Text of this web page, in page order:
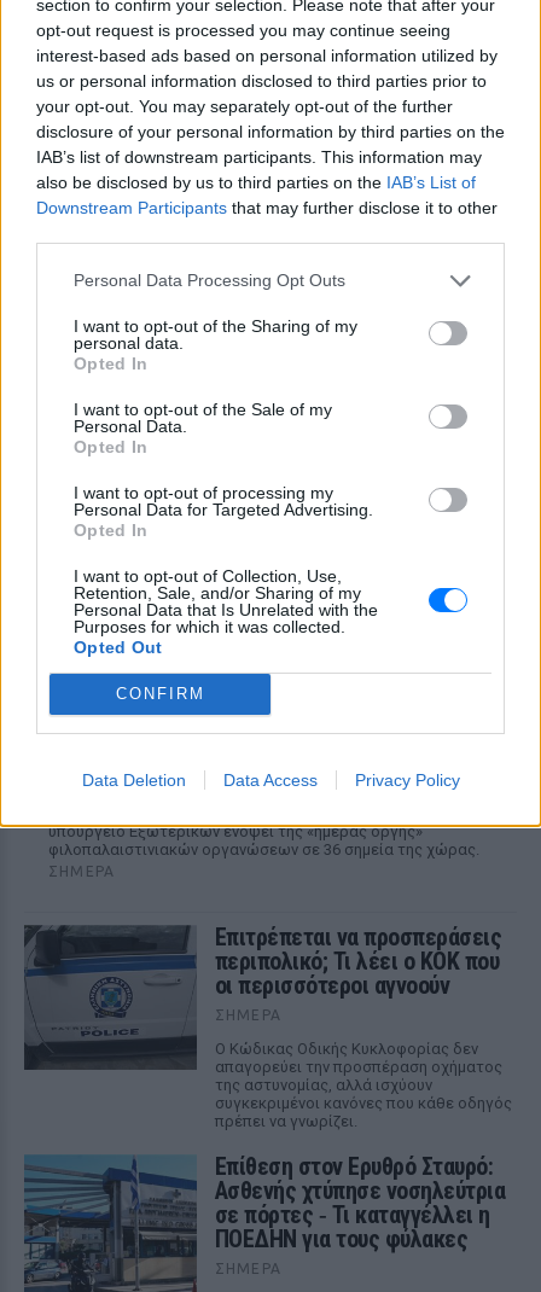
section to confirm your selection. Please note that after your
opt-out request is processed you may continue seeing
interest-based ads based on personal information utilized by
us or personal information disclosed to third parties prior to
your opt-out. You may separately opt-out of the further
disclosure of your personal information by third parties on the
IAB’s list of downstream participants. This information may
also be disclosed by us to third parties on the IAB’s List of
Downstream Participants that may further disclose it to other
Personal Data Processing Opt Outs
I want to opt-out of the Sharing of my
personal data.
Opted In
I want to opt-out of the Sale of my
Personal Data.
Opted In
I want to opt-out of processing my
Personal Data for Targeted Advertising.
Opted In
I want to opt-out of Collection, Use,
Retention, Sale, and/or Sharing of my
Personal Data that Is Unrelated with the
Purposes for which it was collected.
Opted Out
CONFIRM
Data Deletion Data Access Privacy Policy
απαιτεί αποχώρηση αμερικανικών
δυνάμεων, άρση κυρώσεων και
αποζημιώσεις πριν ανοίξει η κρίσιμη
θαλάσσια δίοδος
Ελικόπτερο προσγειώθηκε στο
Σαρακήνικο για να κάνουν
μπάνιο οι επιβάτες του
ΣΉΜΕΡΑ
Ο επιχειρηματίας από τη Μήλο που
παραλία
Νέα λεωφόρος στον Βοτανικό:
Πόσες λωρίδες θα έχει και
Η Λεωφόρος Προφήτη Δανιήλ, που
συνδέεται άμεσα με το νέο γήπεδο του
Παναθηναϊκού.
Ισραηλινό ΥΠΕΞ προς τουρίστες στην Ελλάδα:
διαδηλώσεων
υπουργείο Εξωτερικών ενόψει της «ημέρας οργής»
φιλοπαλαιστινιακών οργανώσεων σε 36 σημεία της χώρας.
ΣΉΜΕΡΑ
Επιτρέπεται να προσπεράσεις
περιπολικό; Τι λέει ο ΚΟΚ που
οι περισσότεροι αγνοούν
ΣΉΜΕΡΑ
Ο Κώδικας Οδικής Κυκλοφορίας δεν
απαγορεύει την προσπέραση οχήματος
της αστυνομίας, αλλά ισχύουν
συγκεκριμένοι κανόνες που κάθε οδηγός
πρέπει να γνωρίζει.
Επίθεση στον Ερυθρό Σταυρό:
Ασθενής χτύπησε νοσηλεύτρια
σε πόρτες ‑ Τι καταγγέλλει η
ΠΟΕΔΗΝ για τους φύλακες
ΣΉΜΕΡΑ